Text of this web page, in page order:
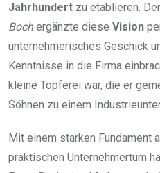
Jahrhundert zu etablieren. Der
Bochergänzte diese Vision
unternehmerisches Geschick
Kenntnisse in die Firma
kleine Töpferei war, die er
Söhnen zu einem
Mit einem starken Fundament
praktischen Unternehmertum